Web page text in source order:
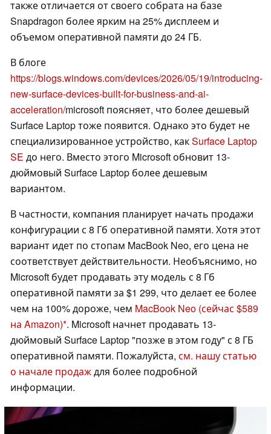
также отличается от своего собрата на базе
Snapdragon более ярким на 25% дисплеем и
объемом оперативной памяти до 24 ГБ.
В блоге
https://blogs.windows.com/devices/2026/05/19/introducing-
new-surface-devices-built-for-business-and-ai-
acceleration/microsoft поясняет, что более дешевый
Surface Laptop тоже появится. Однако это будет не
специализированное устройство, какSurface Laptop
SE до него. Вместо этого Microsoft обновит 13-
дюймовый Surface Laptop более дешевым
вариантом.
В частности, компания планирует начать продажи
конфигурации с 8 Гб оперативной памяти. Хотя этот
вариант идет по стопам MacBook Neo, его цена не
соответствует действительности. Необъяснимо, но
Microsoft будет продавать эту модель с 8 Гб
оперативной памяти за $1 299, что делает ее более
чем на 100% дороже, чем MacBook Neo (сейчас $589
на Amazon) . Microsoft начнет продавать 13-
дюймовый Surface Laptop "позже в этом году" с 8 ГБ
оперативной памяти. Пожалуйста, см. нашу статью
о начале продаждля более подробной
информации.